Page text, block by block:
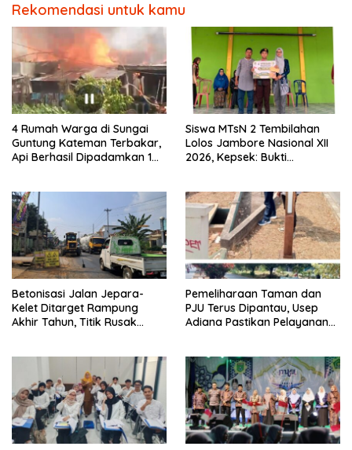
Rekomendasi untuk kamu
4 Rumah Warga di Sungai
Guntung Kateman Terbakar,
Api Berhasil Dipadamkan 1
Siswa MTsN 2 Tembilahan
Lolos Jambore Nasional XII
2026, Kepsek: Bukti
Betonisasi Jalan Jepara-
Kelet Ditarget Rampung
Akhir Tahun, Titik Rusak
Pemeliharaan Taman dan
PJU Terus Dipantau, Usep
Adiana Pastikan Pelayanan